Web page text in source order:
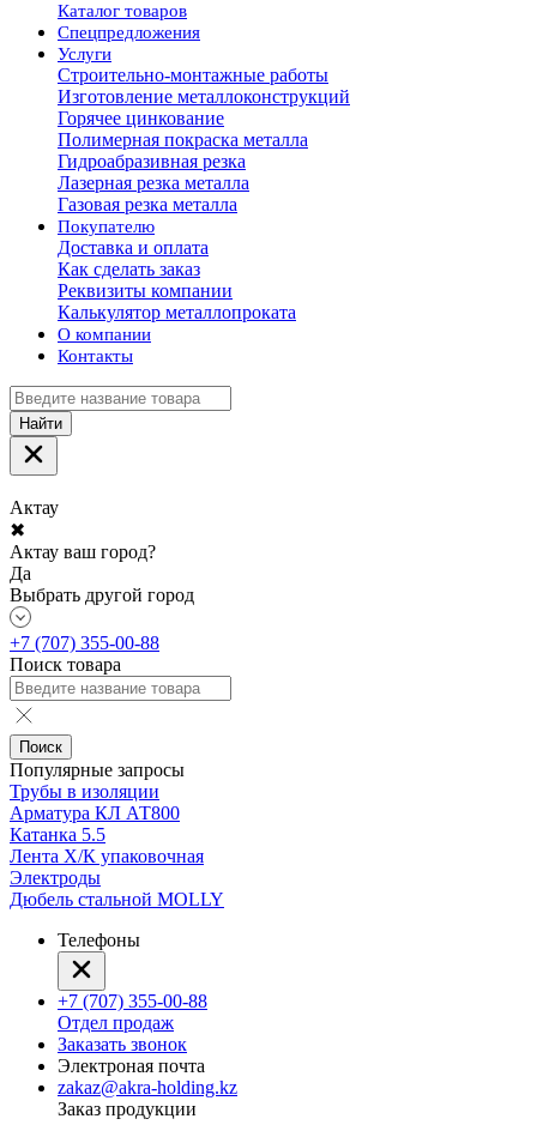
Каталог товаров
Спецпредложения
Услуги
Строительно-монтажные работы
Изготовление металлоконструкций
Горячее цинкование
Полимерная покраска металла
Гидроабразивная резка
Лазерная резка металла
Газовая резка металла
Покупателю
Доставка и оплата
Как сделать заказ
Реквизиты компании
Калькулятор металлопроката
О компании
Контакты
Найти
Актау
✖
Актау ваш город?
Да
Выбрать другой город
+7 (707) 355-00-88
Поиск товара
Поиск
Популярные запросы
Трубы в изоляции
Арматура КЛ АТ800
Катанка 5.5
Лента Х/К упаковочная
Электроды
Дюбель стальной MOLLY
Телефоны
+7 (707) 355-00-88
Отдел продаж
Заказать звонок
Электроная почта
zakaz@akra-holding.kz
Заказ продукции